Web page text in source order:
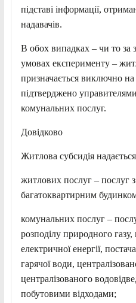
підставі інформації,
надавачів.
В обох випадках – чи то за
умовах експерименту –
призначається виключно на
підтверджено
комунальних послуг.
Довідково
Житлова субсидія
житлових послуг – послуг
багатоквартирним
комунальних послуг –
розподілу природного газу,
електричної енергії,
гарячої води,
централізованого
побутовими відходами;